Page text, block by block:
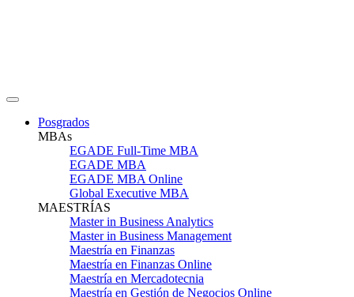
Posgrados
MBAs
EGADE Full-Time MBA
EGADE MBA
EGADE MBA Online
Global Executive MBA
MAESTRÍAS
Master in Business Analytics
Master in Business Management
Maestría en Finanzas
Maestría en Finanzas Online
Maestría en Mercadotecnia
Maestría en Gestión de Negocios Online